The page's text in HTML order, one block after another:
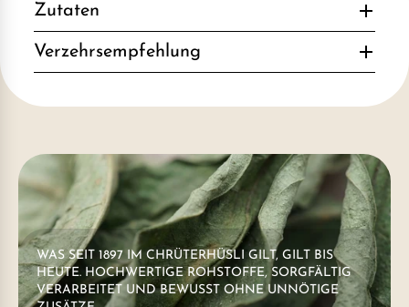
Zutaten
Verzehrsempfehlung
WAS SEIT 1897 IM CHRÜTERHÜSLI GILT, GILT BIS
HEUTE. HOCHWERTIGE ROHSTOFFE, SORGFÄLTIG
VERARBEITET UND BEWUSST OHNE UNNÖTIGE